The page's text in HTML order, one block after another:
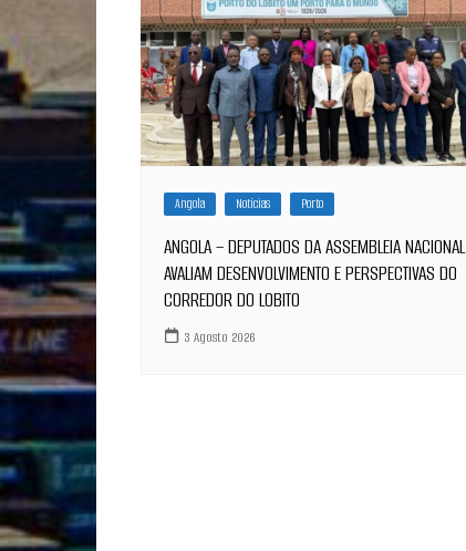
Angola Notícias Porto
ANGOLA – DEPUTADOS DA ASSEMBLEIA NACIONAL
AVALIAM DESENVOLVIMENTO E PERSPECTIVAS DO
CORREDOR DO LOBITO
3 Agosto 2026